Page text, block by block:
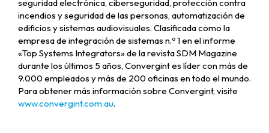
seguridad electrónica, ciberseguridad, protección contra
incendios y seguridad de las personas, automatización de
edificios y sistemas audiovisuales. Clasificada como la
empresa de integración de sistemas n.º 1 en el informe
«Top Systems Integrators» de la revista SDM Magazine
durante los últimos 5 años, Convergint es líder con más de
9.000 empleados y más de 200 oficinas en todo el mundo.
Para obtener más información sobre Convergint, visite
www.convergint.com.au.